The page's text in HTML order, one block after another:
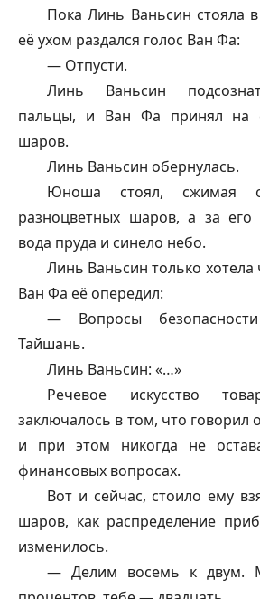
Пока Линь Ваньсин стояла
её ухом раздался голос Ван Фа:
— Отпусти.
Линь Ваньсин
пальцы, и Ван Фа принял на
шаров.
Линь Ваньсин обернулась.
Юноша стоял, сжимая
разноцветных шаров, а за его
вода пруда и синело небо.
Линь Ваньсин только хотела
Ван Фа её опередил:
— Вопросы
Тайшань.
Линь Ваньсин: «…»
Речевое искусство
заключалось в том, что говорил
и при этом никогда не
финансовых вопросах.
Вот и сейчас, стоило ему
шаров, как распределение
изменилось.
— Делим восемь к двум.